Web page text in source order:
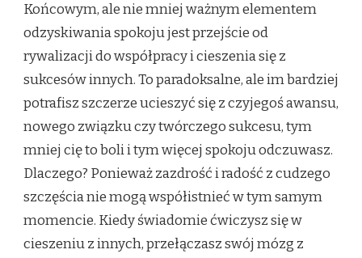
Końcowym, ale nie mniej ważnym elementem
odzyskiwania spokoju jest przejście od
rywalizacji do współpracy i cieszenia się z
sukcesów innych. To paradoksalne, ale im bardziej
potrafisz szczerze ucieszyć się z czyjegoś awansu,
nowego związku czy twórczego sukcesu, tym
mniej cię to boli i tym więcej spokoju odczuwasz.
Dlaczego? Ponieważ zazdrość i radość z cudzego
szczęścia nie mogą współistnieć w tym samym
momencie. Kiedy świadomie ćwiczysz się w
cieszeniu z innych, przełączasz swój mózg z